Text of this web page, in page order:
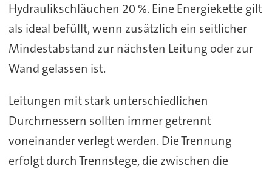
Hydraulikschläuchen 20 %. Eine Energiekette gilt
als ideal befüllt, wenn zusätzlich ein seitlicher
Mindestabstand zur nächsten Leitung oder zur
Wand gelassen ist.
Leitungen mit stark unterschiedlichen
Durchmessern sollten immer getrennt
voneinander verlegt werden. Die Trennung
erfolgt durch Trennstege, die zwischen die